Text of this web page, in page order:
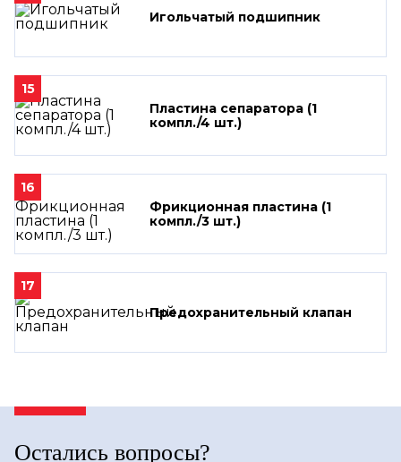
Игольчатый подшипник
15
Пластина сепаратора (1
компл./4 шт.)
16
Фрикционная пластина (1
компл./3 шт.)
17
Предохранительный клапан
Остались вопросы?